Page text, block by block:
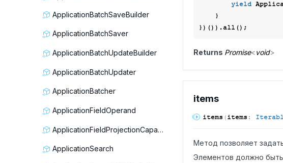
ApplicationBatchSaveBuilder
ApplicationBatchSaver
ApplicationBatchUpdateBuilder
ApplicationBatchUpdater
ApplicationBatcher
ApplicationFieldOperand
ApplicationFieldProjectionCapable
ApplicationSearch
yield
Returns Promise<void>
items
items (items :
Метод позволяет
Элементов должно